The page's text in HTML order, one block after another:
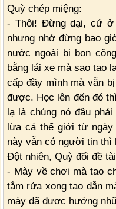
Quỳ chép miệng:
- Thôi! Đừng dại, cứ ở
nhưng nhớ đừng bao
nước ngoài bị bọn
bằng lái xe mà sao tao
cấp đầy mình mà vẫn
được. Học lên đến đó
lạ là chúng nó đâu
lừa cả thế giới từ ngày
này vẫn có người tin thì
Đột nhiên, Quỳ đổi đề
- Mày về chơi mà tao
tắm rửa xong tao dẫn
mày đã được hưởng